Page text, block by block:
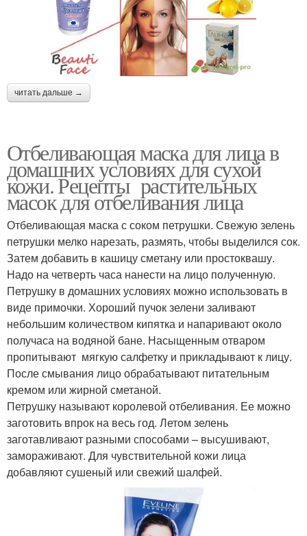
читать дальше →
Отбеливающая маска для лица в
домашних условиях для сухой
кожи. Рецепты растительных
масок для отбеливания лица
Отбеливающая маска с соком петрушки. Свежую зелень
петрушки мелко нарезать, размять, чтобы выделился сок.
Затем добавить в кашицу сметану или простоквашу.
Надо на четверть часа нанести на лицо полученную.
Петрушку в домашних условиях можно использовать в
виде примочки. Хороший пучок зелени заливают
небольшим количеством кипятка и напаривают около
получаса на водяной бане. Насыщенным отваром
пропитывают мягкую салфетку и прикладывают к лицу.
После смывания лицо обрабатывают питательным
кремом или жирной сметаной.
Петрушку называют королевой отбеливания. Ее можно
заготовить впрок на весь год. Летом зелень
заготавливают разными способами – высушивают,
замораживают. Для чувствительной кожи лица
добавляют сушеный или свежий шалфей.